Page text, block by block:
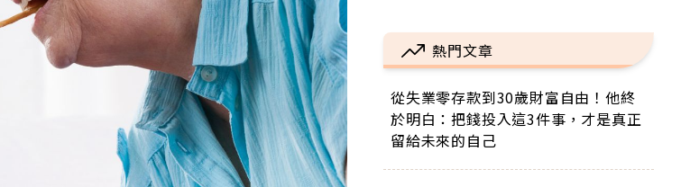
熱門文章
從失業零存款到30歲財富自由！他終
於明白：把錢投入這3件事，才是真正
留給未來的自己